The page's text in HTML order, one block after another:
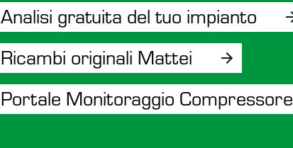
Analisi gratuita del tuo impianto
Ricambi originali Mattei
Portale Monitoraggio Compressore